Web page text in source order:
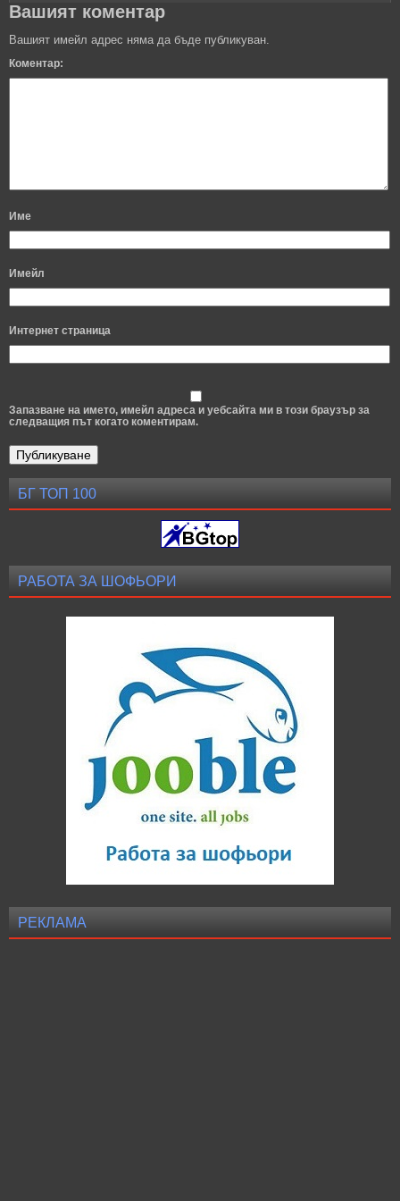
Вашият коментар
Вашият имейл адрес няма да бъде публикуван.
Коментар:
Име
Имейл
Интернет страница
Запазване на името, имейл адреса и уебсайта ми в този браузър за
следващия път когато коментирам.
БГ ТОП 100
РАБОТА ЗА ШОФЬОРИ
РЕКЛАМА